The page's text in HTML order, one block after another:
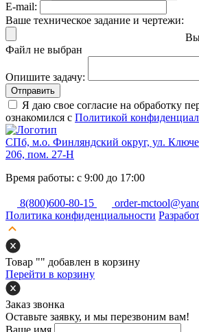
E-mail:
Ваше техническое задание и чертежи:
Файл не выбран
Опишите задачу:
Отправить
Я даю свое согласие на обработку
ознакомился с Политикой
СПб, м.о. Финляндский округ, ул.
206, пом. 27-Н
Время работы: с 9:00 до 17:00
8(800)600-80-15
order-
Политика конфиденциальности
Товар "" добавлен в корзину
Перейти в корзину
Заказ звонка
Оставьте заявку, и мы перезвоним вам!